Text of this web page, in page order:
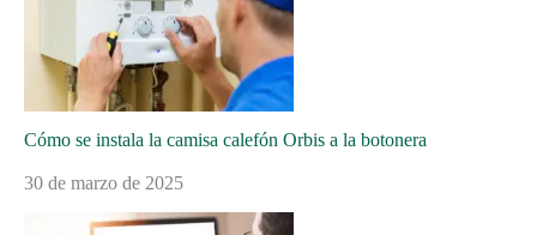
Cómo se instala la camisa calefón Orbis a la botonera
30 de marzo de 2025